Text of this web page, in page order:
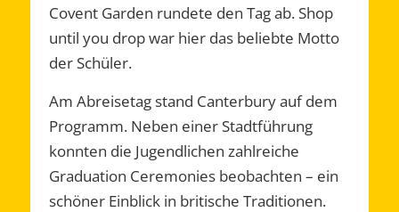
Covent Garden rundete den Tag ab. Shop
until you drop war hier das beliebte Motto
der Schüler.
Am Abreisetag stand Canterbury auf dem
Programm. Neben einer Stadtführung
konnten die Jugendlichen zahlreiche
Graduation Ceremonies beobachten – ein
schöner Einblick in britische Traditionen.